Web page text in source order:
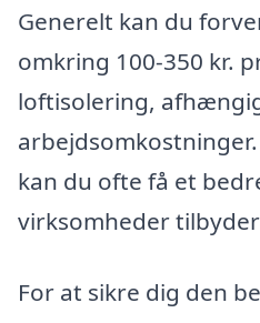
Generelt kan du
omkring 100-350 kr.
loftisolering,
kan du ofte få et
virksomheder
For at sikre dig den